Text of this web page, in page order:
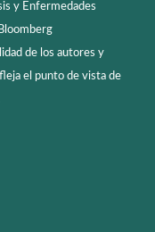
y Enfermedades
de los autores y
el punto de vista de